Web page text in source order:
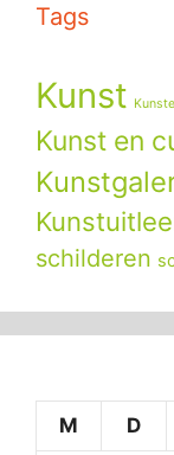
Tags
Kunst
Kunst en
schilderen
M
D